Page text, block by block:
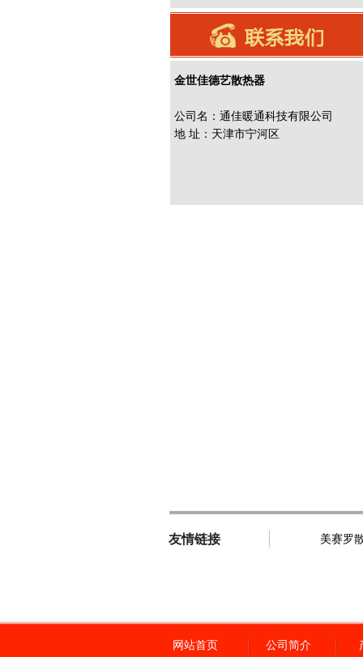
金世佳德艺散热器
公司名：通佳暖通科技有限公司
地 址：天津市宁河区
友情链接 美赛罗
网站首页 公司简介